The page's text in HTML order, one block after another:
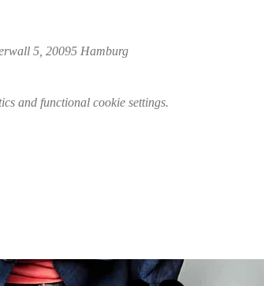
5, 20095 Hamburg
and functional cookie settings.